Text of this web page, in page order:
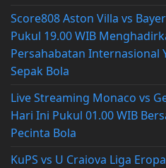
Score808 Aston Villa vs
Pukul 19.00 WIB
Persahabatan Internasional
Sepak Bola
Live Streaming Monaco vs
Hari Ini Pukul 01.00 WIB
Pecinta Bola
KuPS vs U Craiova Liga